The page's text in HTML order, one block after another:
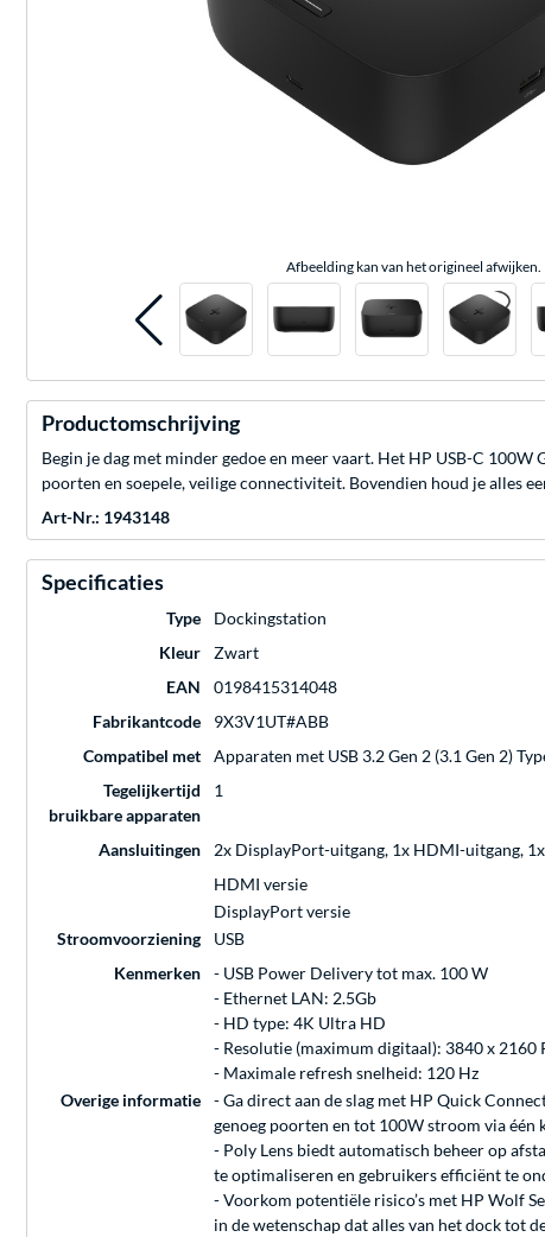
Afbeelding kan van het origineel afwijken.
Productomschrijving
Begin je dag met minder gedoe en meer vaart. Het HP USB-C
poorten en soepele, veilige connectiviteit. Bovendien houd je alles
Art-Nr.: 1943148
Specificaties
Type
Dockingstation
Kleur
Zwart
EAN
0198415314048
Fabrikantcode
9X3V1UT#ABB
Compatibel met
Apparaten met USB 3.2 Gen 2 (3.1 Gen 2)
Tegelijkertijd
bruikbare apparaten
1
Aansluitingen
2x DisplayPort-uitgang, 1x HDMI-uitgang, 1x
HDMI versie
DisplayPort versie
Stroomvoorziening
USB
Kenmerken
- USB Power Delivery tot max. 100 W
- Ethernet LAN: 2.5Gb
- HD type: 4K Ultra HD
- Resolutie (maximum digitaal): 3840 x 2160
- Maximale refresh snelheid: 120 Hz
Overige informatie
- Ga direct aan de slag met HP Quick
genoeg poorten en tot 100W stroom via één
- Poly Lens biedt automatisch beheer op
te optimaliseren en gebruikers efficiënt te
- Voorkom potentiële risico’s met HP Wolf
in de wetenschap dat alles van het dock tot